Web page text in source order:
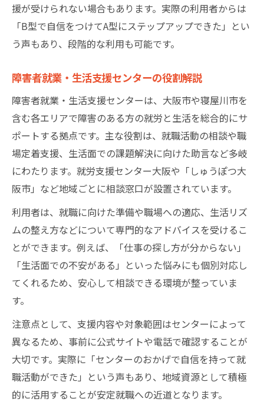
援が受けられない場合もあります。実際の利用者からは
「B型で自信をつけてA型にステップアップできた」とい
う声もあり、段階的な利用も可能です。
障害者就業・生活支援センターの役割解説
障害者就業・生活支援センターは、大阪市や寝屋川市を
含む各エリアで障害のある方の就労と生活を総合的にサ
ポートする拠点です。主な役割は、就職活動の相談や職
場定着支援、生活面での課題解決に向けた助言など多岐
にわたります。就労支援センター大阪や「しゅうぽつ大
阪市」など地域ごとに相談窓口が設置されています。
利用者は、就職に向けた準備や職場への適応、生活リズ
ムの整え方などについて専門的なアドバイスを受けるこ
とができます。例えば、「仕事の探し方が分からない」
「生活面での不安がある」といった悩みにも個別対応し
てくれるため、安心して相談できる環境が整っていま
す。
注意点として、支援内容や対象範囲はセンターによって
異なるため、事前に公式サイトや電話で確認することが
大切です。実際に「センターのおかげで自信を持って就
職活動ができた」という声もあり、地域資源として積極
的に活用することが安定就職への近道となります。